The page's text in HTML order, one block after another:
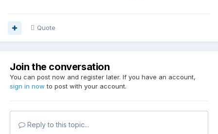
Quote
Join the conversation
You can post now and register later. If you have an account,
sign in now to post with your account.
Reply to this topic...